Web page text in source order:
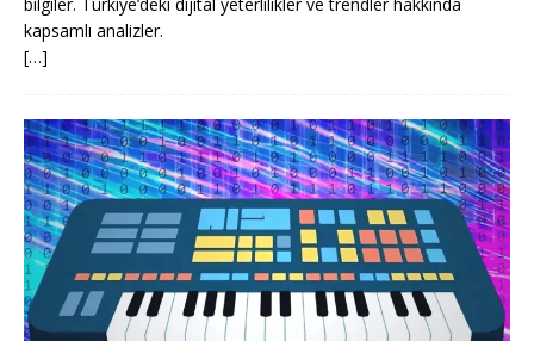
kapsamlı analizler.
[…]